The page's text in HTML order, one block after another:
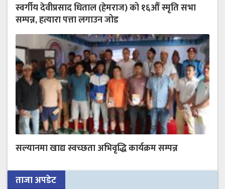
स्वर्गीय देवीप्रसाद धिताल (हेमराज) को १६औँ स्मृति सभा
सम्पन्न, हत्यारा पत्ता लगाउन जोड
सल्यानमा खाद्य स्वच्छता अभिवृद्धि कार्यक्रम सम्पन्न
ताजा अपडेट